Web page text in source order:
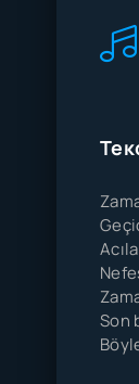
Son